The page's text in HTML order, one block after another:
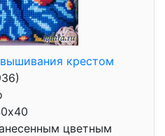
крестом
цветным